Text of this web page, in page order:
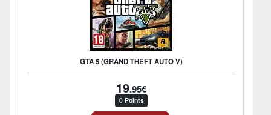
GTA 5 (GRAND THEFT AUTO V)
19.95€
0 Points